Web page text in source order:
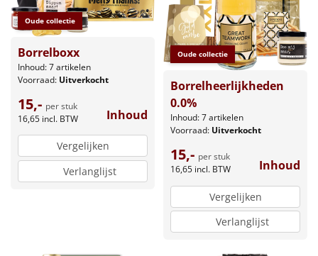
Oude collectie
Borrelboxx
Inhoud: 7 artikelen
Voorraad: Uitverkocht
15,- per stuk
16,65 incl. BTW Inhoud
Vergelijken
Verlanglijst
Oude collectie
Borrelheerlijkheden
0.0%
Inhoud: 7 artikelen
Voorraad: Uitverkocht
15,- per stuk
16,65 incl. BTW Inhoud
Vergelijken
Verlanglijst